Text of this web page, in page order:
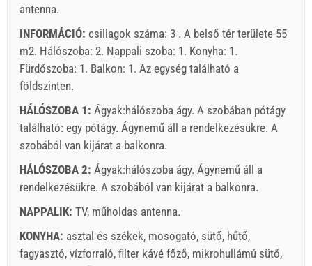
antenna.
INFORMÁCIÓ: csillagok száma: 3 . A belső tér területe 55
m2. Hálószoba: 2. Nappali szoba: 1. Konyha: 1.
Fürdőszoba: 1. Balkon: 1. Az egység található a
földszinten.
HÁLÓSZOBA 1: Ágyak:hálószoba ágy. A szobában pótágy
található: egy pótágy. Ágynemű áll a rendelkezésükre. A
szobából van kijárat a balkonra.
HÁLÓSZOBA 2: Ágyak:hálószoba ágy. Ágynemű áll a
rendelkezésükre. A szobából van kijárat a balkonra.
NAPPALIK: TV, műholdas antenna.
KONYHA: asztal és székek, mosogató, sütő, hűtő,
fagyasztó, vízforraló, filter kávé főző, mikrohullámú sütő,